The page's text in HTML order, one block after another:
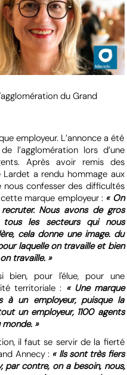
du Grand
employeur. L’annonce a été
l’agglomération lors d’une
Après avoir remis des
Lardet a rendu hommage aux
confesser des difficultés
marque employeur : « On
Nous avons de gros
les secteurs qui nous
cela donne une image. du
laquelle on travaille et bien
travaille. »
bien, pour l'élue, pour une
territoriale : « Une marque
à un employeur, puisque la
un employeur, 1100 agents
monde. »
il faut se servir de la fierté
Annecy : « Ils sont très fiers
par contre, on a besoin, nous,